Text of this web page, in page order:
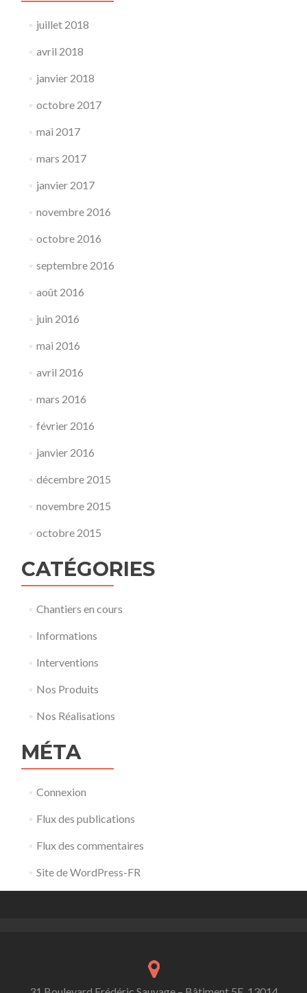
juillet 2018
avril 2018
janvier 2018
octobre 2017
mai 2017
mars 2017
janvier 2017
novembre 2016
octobre 2016
septembre 2016
août 2016
juin 2016
mai 2016
avril 2016
mars 2016
février 2016
janvier 2016
décembre 2015
novembre 2015
octobre 2015
CATÉGORIES
Chantiers en cours
Informations
Interventions
Nos Produits
Nos Réalisations
MÉTA
Connexion
Flux des publications
Flux des commentaires
Site de WordPress-FR